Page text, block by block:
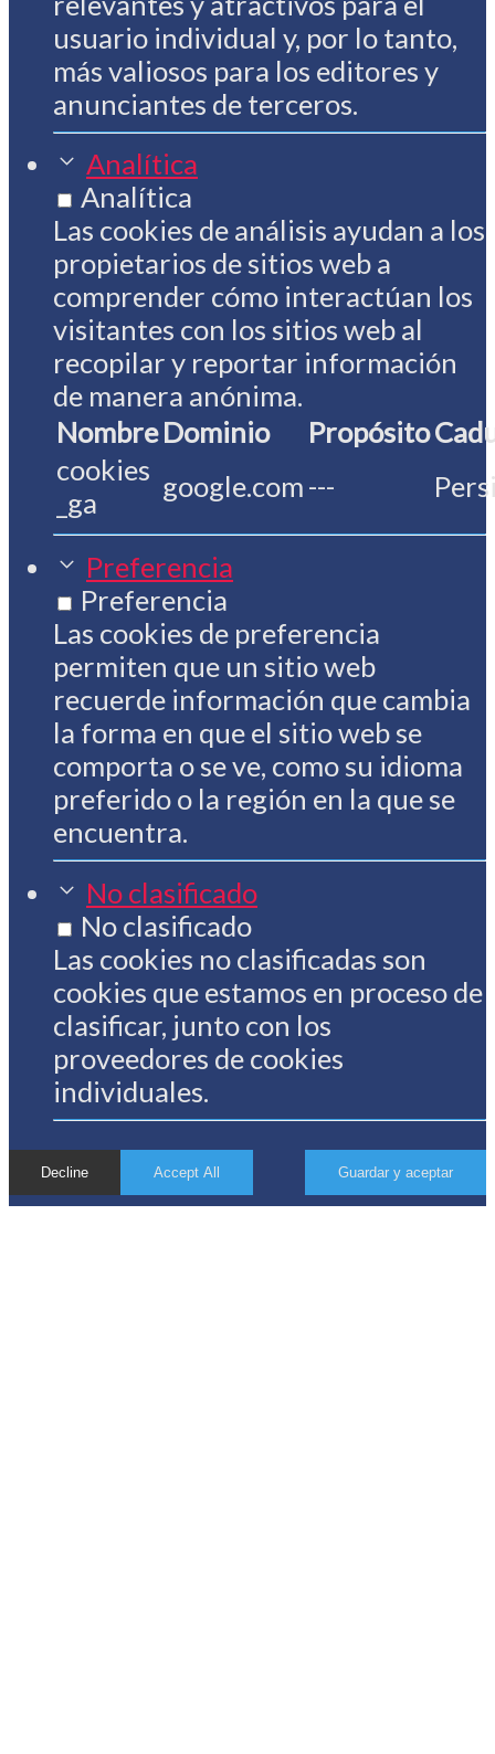
usuario individual y, por lo tanto,
más valiosos para los editores y
anunciantes de terceros.
Analítica
Analítica
Las cookies de análisis ayudan a los
propietarios de sitios web a
comprender cómo interactúan los
visitantes con los sitios web al
recopilar y reportar información
de manera anónima.
Nombre Dominio Propósito
cookies
_ga
google.com ---
Preferencia
Preferencia
Las cookies de preferencia
permiten que un sitio web
recuerde información que cambia
la forma en que el sitio web se
comporta o se ve, como su idioma
preferido o la región en la que se
encuentra.
No clasificado
No clasificado
Las cookies no clasificadas son
cookies que estamos en proceso de
clasificar, junto con los
proveedores de cookies
individuales.
Decline Accept All Guardar y aceptar